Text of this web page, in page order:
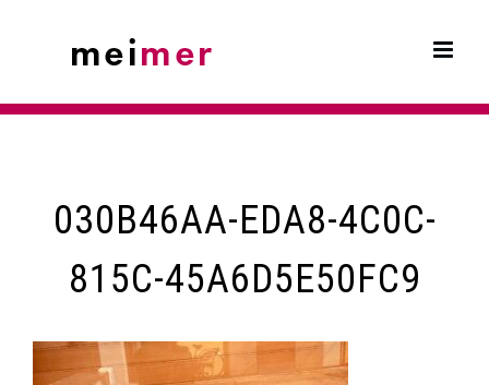
030B46AA-EDA8-4C0C-
815C-45A6D5E50FC9